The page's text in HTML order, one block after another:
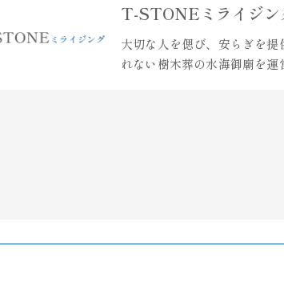
T-STONEミライジン
大切な人を偲び、安らぎを
れない樹木葬の水海御廟を運